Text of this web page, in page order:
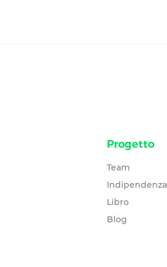
Progetto
Team
Indipendenza
Libro
Blog